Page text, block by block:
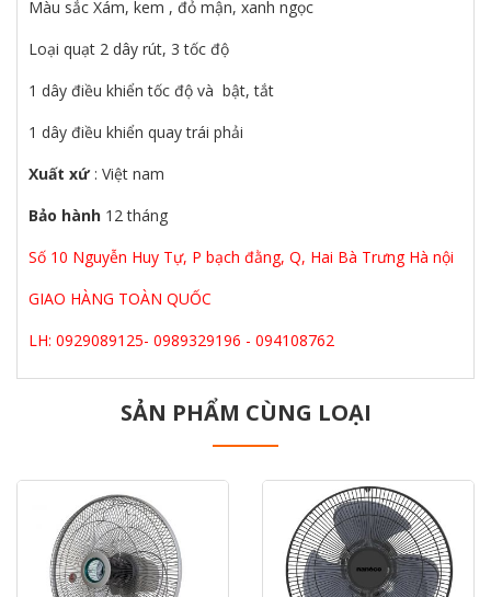
Màu sắc Xám, kem , đỏ mận, xanh ngọc
Loại quạt 2 dây rút, 3 tốc độ
1 dây điều khiển tốc độ và bật, tắt
1 dây điều khiển quay trái phải
Xuất xứ: Việt nam
Bảo hành 12 tháng
Số 10 Nguyễn Huy Tự, P bạch đằng, Q, Hai Bà Trưng Hà nội
GIAO HÀNG TOÀN QUỐC
LH: 0929089125- 0989329196 - 094108762
SẢN PHẨM CÙNG LOẠI